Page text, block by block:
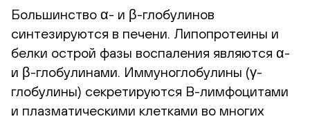
Большинство α- и β-глобулинов
синтезируются в печени. Липопротеины и
белки острой фазы воспаления являются α-
и β-глобулинами. Иммуноглобулины (γ-
глобулины) секретируются В-лимфоцитами
и плазматическими клетками во многих